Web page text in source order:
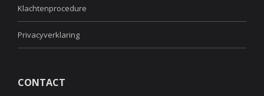
Klachtenprocedure
Privacyverklaring
CONTACT